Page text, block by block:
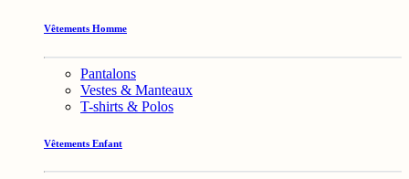
Vêtements Homme
Pantalons
Vestes & Manteaux
T-shirts & Polos
Vêtements Enfant